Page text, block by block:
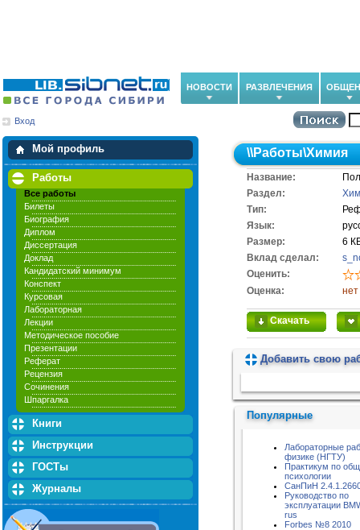
НОВОСТИ РАЗВЛЕЧЕНИЯ
Вход
Мой профиль
Мои закладки
Работы
Все работы
Билеты
Биография
Диплом
Диссертация
Доклад
Кандидатский минимум
Конспект
Курсовая
Лабораторная
Лекции
Методическое пособие
Презентации
Реферат
Рецензия
Сочинения
Шпаргалка
Книги
Инструкции
ГОСТы
Журналы
\\Работы\Химия
Название:
Раздел:
Тип:
Язык:
Размер:
6
Вклад сделал:
Оценить:
Оценка:
нет
Скачать
Добавить свою
Популярные
Лабораторные
физике (НГТУ)
Практикум по
психологии
СанПиН
Руководство по
эксплуатации
rus
Forbes №8 2010